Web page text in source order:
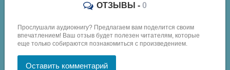
ОТЗЫВЫ - 0
Прослушали аудиокнигу? Предлагаем вам поделится своим
впечатлением! Ваш отзыв будет полезен читателям, которые
еще только собираются познакомиться с произведением.
Оставить комментарий